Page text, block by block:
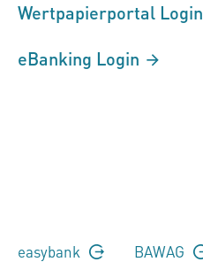
Wertpapierportal Login
eBanking Login
easybank BAWAG